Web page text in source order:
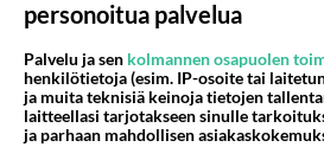
personoitua palvelua
Palvelu ja sen kolmannen osapuolen
henkilötietoja (esim. IP-osoite tai
ja muita teknisiä keinoja tietojen
laitteellasi tarjotakseen sinulle
ja parhaan mahdollisen